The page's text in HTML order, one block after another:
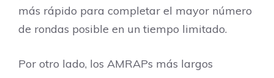
más rápido para completar el mayor número
de rondas posible en un tiempo limitado.
Por otro lado, los AMRAPs más largos